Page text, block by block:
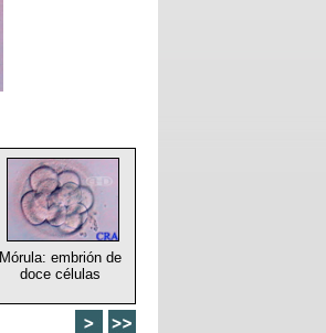
Mórula: embrión de
doce células